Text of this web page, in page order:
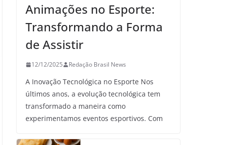
Animações no Esporte:
Transformando a Forma
de Assistir
12/12/2025 Redação Brasil News
A Inovação Tecnológica no Esporte Nos
últimos anos, a evolução tecnológica tem
transformado a maneira como
experimentamos eventos esportivos. Com